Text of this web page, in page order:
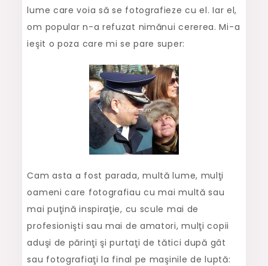
lume care voia să se fotografieze cu el. Iar el,
om popular n-a refuzat nimănui cererea. Mi-a
ieşit o poza care mi se pare super:
Cam asta a fost parada, multă lume, mulţi
oameni care fotografiau cu mai multă sau
mai puţină inspiraţie, cu scule mai de
profesionişti sau mai de amatori, mulţi copii
aduşi de părinţi şi purtaţi de tătici după gât
sau fotografiaţi la final pe maşinile de luptă: